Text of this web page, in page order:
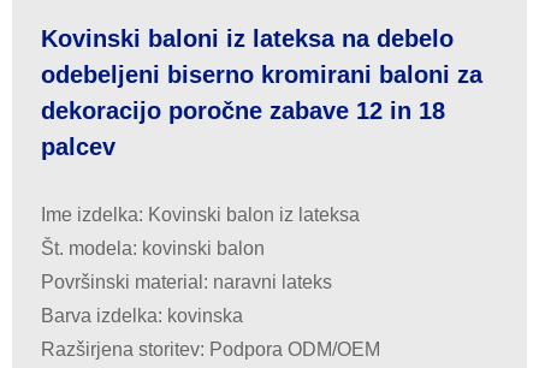
Kovinski baloni iz lateksa na debelo
odebeljeni biserno kromirani baloni za
dekoracijo poročne zabave 12 in 18
palcev
Ime izdelka: Kovinski balon iz lateksa
Št. modela: kovinski balon
Površinski material: naravni lateks
Barva izdelka: kovinska
Razširjena storitev: Podpora ODM/OEM